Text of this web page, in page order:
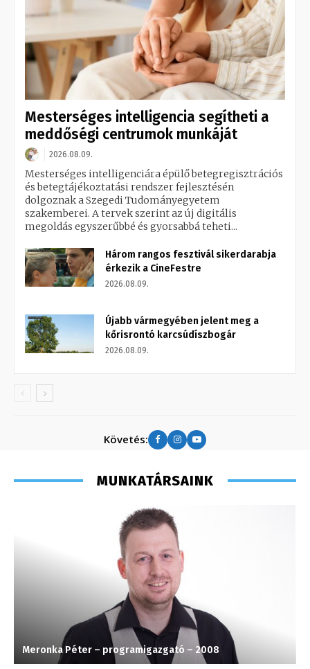
Mesterséges intelligencia segítheti a
meddőségi centrumok munkáját
2026.08.09.
Mesterséges intelligenciára épülő betegregisztrációs
és betegtájékoztatási rendszer fejlesztésén
dolgoznak a Szegedi Tudományegyetem
szakemberei. A tervek szerint az új digitális
megoldás egyszerűbbé és gyorsabbá teheti...
Három rangos fesztivál sikerdarabja
érkezik a CineFestre
2026.08.09.
Újabb vármegyében jelent meg a
kőrisrontó karcsúdíszbogár
2026.08.09.
Követés:
MUNKATÁRSAINK
Meronka Péter – programigazgató – 2008